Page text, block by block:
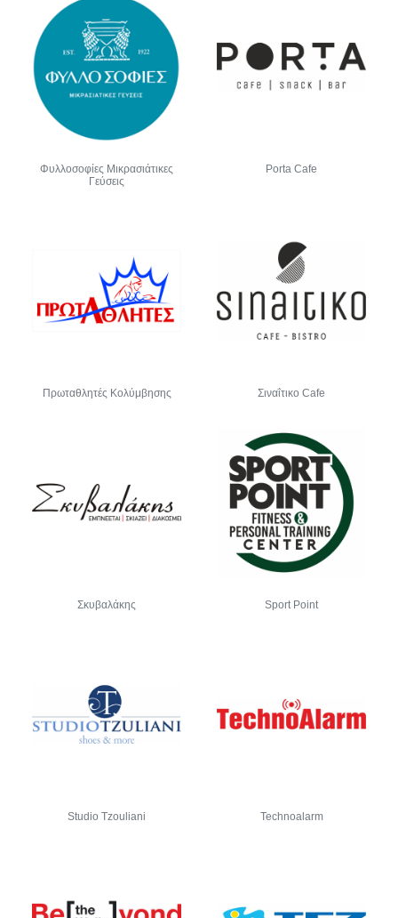
Φυλλοσοφίες Μικρασιάτικες
Γεύσεις
Porta Cafe
Πρωταθλητές Κολύμβησης Σιναΐτικο Cafe
Σκυβαλάκης Sport Point
Studio Tzouliani Technoalarm